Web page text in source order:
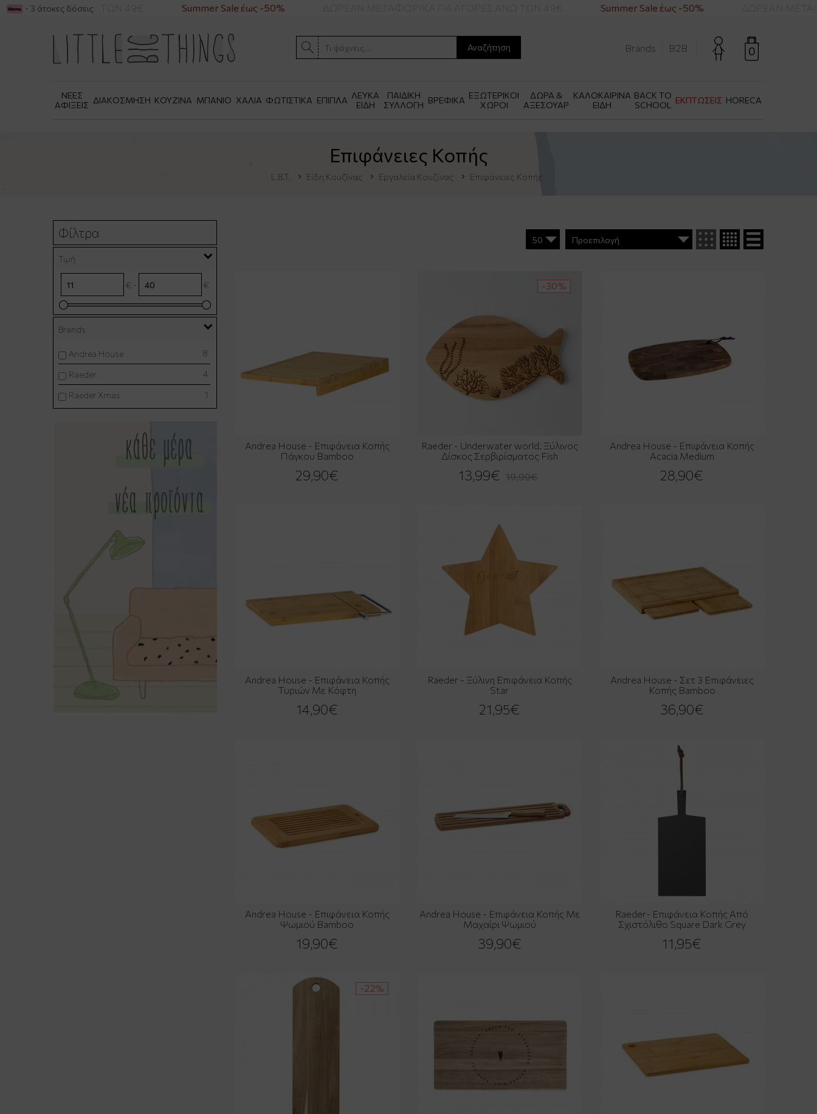
ΑΓΟΡΕΣ ΑΝΩ ΤΩΝ 49€ Summer Sale έως -50% ΔΩΡΕΑΝ ΜΕΤΑΦΟΡΙΚΑ ΓΙΑ ΑΓΟΡΕΣ ΑΝΩ ΤΩΝ 49€ Summer Sale έως -50% ΔΩΡΕΑΝ
- 3 άτοκες δόσεις
Αναζήτηση 0
Brands B2B
ΝΕΕΣ
ΑΦΙΞΕΙΣ ΔΙΑΚΟΣΜΗΣΗ ΚΟΥΖΙΝΑ ΜΠΑΝΙΟ ΧΑΛΙΑ ΦΩΤΙΣΤΙΚΑ ΕΠΙΠΛΑ ΛΕΥΚΑ
ΕΙΔΗ
ΠΑΙΔΙΚΗ
ΣΥΛΛΟΓΗ ΒΡΕΦΙΚΑ ΕΞΩΤΕΡΙΚΟΙ
ΧΩΡΟΙ
ΔΩΡΑ &
ΑΞΕΣΟΥΑΡ
ΚΑΛΟΚΑΙΡΙΝΑ
ΕΙΔΗ
BACK TO
SCHOOL
ΕΚΠΤΩΣΕΙΣ HORECA
Επιφάνειες Κοπής
L.B.T. Είδη Κουζίνας Εργαλεία Κουζίνας Επιφάνειες Κοπής
Φίλτρα
Τιμή
€ - €
Brands
Andrea House 8
Raeder 4
Raeder Xmas 1
Andrea House - Επιφάνεια Κοπής
Πάγκου Bamboo
29,90€
-30%
Raeder - Underwater world. Ξύλινος
Δίσκος Σερβιρίσματος Fish
13,99€ 19,99€
Andrea House - Επιφάνεια Κοπής
Acacia Medium
28,90€
Andrea House - Επιφάνεια Κοπής
Τυριών Με Κόφτη
14,90€
Raeder - Ξύλινη Επιφάνεια Κοπής
Star
21,95€
Andrea House - Σετ 3 Επιφάνειες
Κοπής Bamboo
36,90€
Andrea House - Επιφάνεια Κοπής
Ψωμιού Bamboo
19,90€
Andrea House - Επιφάνεια Κοπής Με
Μαχαίρι Ψωμιού
39,90€
Raeder- Επιφάνεια Κοπής Από
Σχιστόλιθο Square Dark Grey
11,95€
-22%